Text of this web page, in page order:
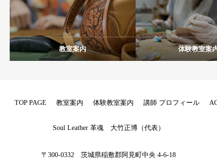
教室案内 体験教室案
TOP PAGE 教室案内 体験教室案内 講師 プロフィール
Soul Leather 革魂 大竹正博（代表）
〒300-0332 茨城県稲敷郡阿見町中央 4-6-18